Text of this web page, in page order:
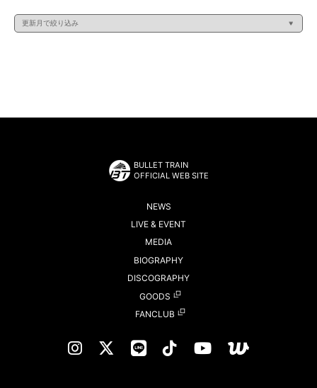
BULLET TRAIN
OFFICIAL WEB SITE
NEWS
LIVE & EVENT
MEDIA
BIOGRAPHY
DISCOGRAPHY
GOODS
FANCLUB